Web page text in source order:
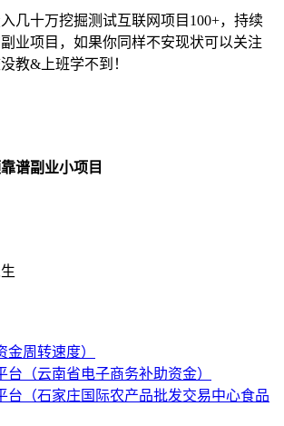
几十万挖掘测试互联网项目100+，持续
业项目，如果你同样不安现状可以关注
教&上班学不到！
谱副业小项目
金周转速度）
台（云南省电子商务补助资金）
台（石家庄国际农产品批发交易中心食品